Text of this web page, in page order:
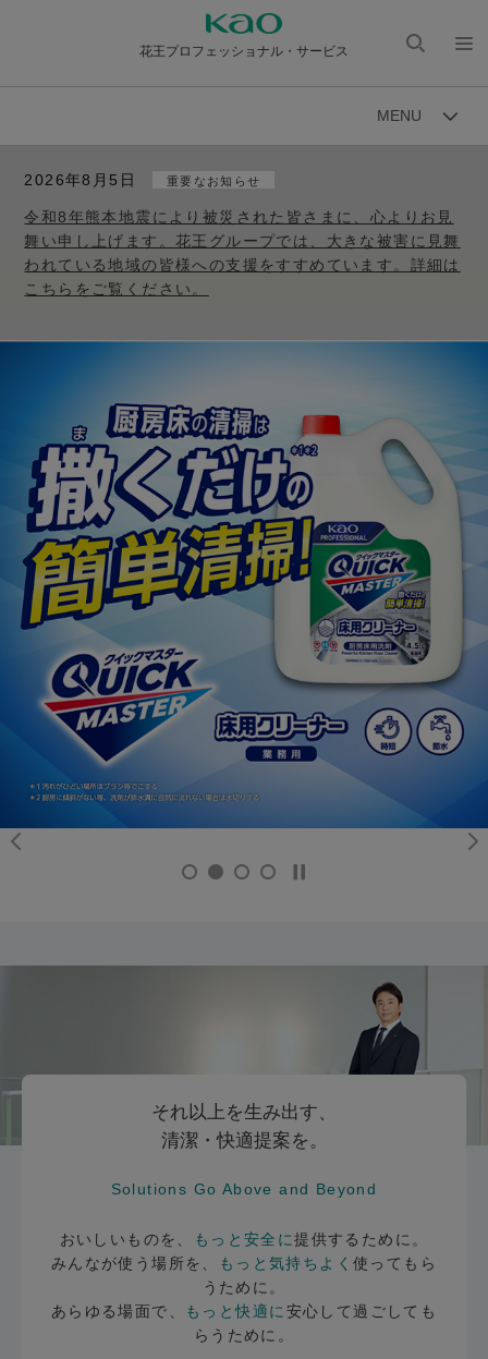
花王プロフェッショナル・サービス
く
MENU
2026年8月5日 重要なお知らせ
令和8年熊本地震により被災された皆さまに、心よりお見
舞い申し上げます。花王グループでは、大きな被害に見舞
われている地域の皆様への支援をすすめています。詳細は
こちらをご覧ください。
それ以上を生み出す、
清潔・快適提案を。
Solutions Go Above and Beyond
おいしいものを、 もっと安全に提供するために。
みんなが使う場所を、
もっと気持ちよく使ってもら
うために。
あらゆる場面で、
もっと快適に安心して過ごしても
らうために。